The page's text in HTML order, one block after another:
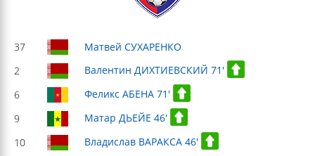
37
Матвей СУХАРЕНКО
2
Валентин ДИХТИЕВСКИЙ 71'
6
Феликс АБЕНА 71'
9
Матар ДЬЕЙЕ 46'
10
Владислав ВАРАКСА 46'